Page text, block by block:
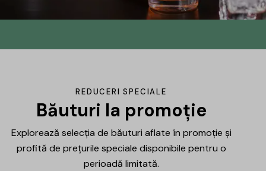
DrinksHub
mulțumire ți-am pregătit un mic cadou.
Află mai multe
REDUCERI SPECIALE
Băuturi la promoție
Explorează selecția de băuturi aflate în promoție și
profită de prețurile speciale disponibile pentru o
perioadă limitată.